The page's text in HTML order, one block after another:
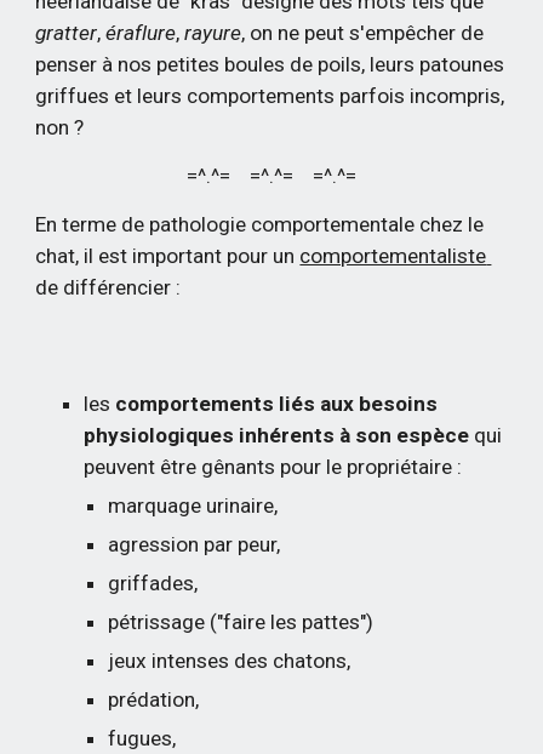
gratter, éraflure, rayure, on ne peut s'empêcher de
penser à nos petites boules de poils, leurs patounes
griffues et leurs comportements parfois incompris,
non ?
=^.^=    =^.^=    =^.^=
En terme de pathologie comportementale chez le
chat, il est important pour un comportementaliste
de différencier :
les comportements liés aux besoins
physiologiques inhérents à son espèce qui
peuvent être gênants pour le propriétaire :
marquage urinaire,
agression par peur,
griffades,
pétrissage ("faire les pattes")
jeux intenses des chatons,
prédation,
fugues,